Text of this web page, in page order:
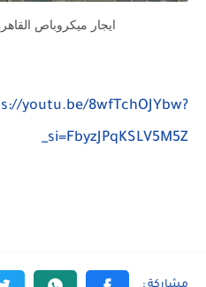
ايجار ميكروباص
youtu.be/8wfTchOJYbw?
si=FbyzJPqKSLV5M5Z_